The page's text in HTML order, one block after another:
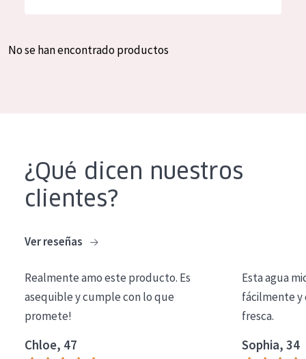
Crema de día
Crema de noche
Limpieza
COLECCIÓN
Essentials
Spanish
No se han encontrado productos
¿Qué dicen nuestros
clientes?
Ver reseñas
Realmente amo este producto. Es
asequible y cumple con lo que
promete!
Chloe, 47
Esta agua
fácilmente y
fresca.
Sophia, 34